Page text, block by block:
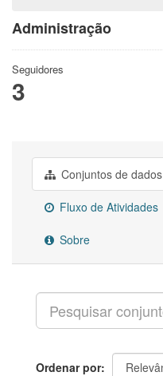
Administração
Seguidores
3
Conjuntos de dados
Fluxo de Atividades
Sobre
Ordenar por